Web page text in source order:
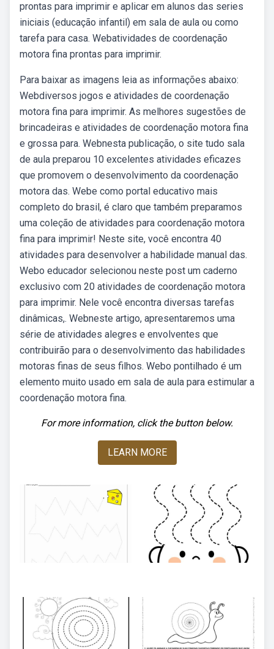
prontas para imprimir e aplicar em alunos das series
iniciais (educação infantil) em sala de aula ou como
tarefa para casa. Webatividades de coordenação
motora fina prontas para imprimir.
Para baixar as imagens leia as informações abaixo:
Webdiversos jogos e atividades de coordenação
motora fina para imprimir. As melhores sugestões de
brincadeiras e atividades de coordenação motora fina
e grossa para. Webnesta publicação, o site tudo sala
de aula preparou 10 excelentes atividades eficazes
que promovem o desenvolvimento da coordenação
motora das. Webe como portal educativo mais
completo do brasil, é claro que também preparamos
uma coleção de atividades para coordenação motora
fina para imprimir! Neste site, você encontra 40
atividades para desenvolver a habilidade manual das.
Webo educador selecionou neste post um caderno
exclusivo com 20 atividades de coordenação motora
para imprimir. Nele você encontra diversas tarefas
dinâmicas,. Webneste artigo, apresentaremos uma
série de atividades alegres e envolventes que
contribuirão para o desenvolvimento das habilidades
motoras finas de seus filhos. Webo pontilhado é um
elemento muito usado em sala de aula para estimular a
coordenação motora fina.
For more information, click the button below.
LEARN MORE